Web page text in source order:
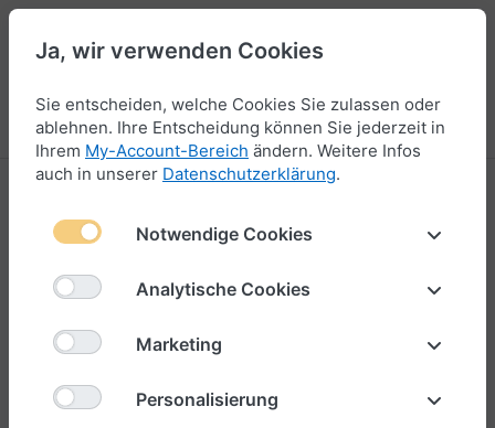
Menü Anmelden Vergleichen Wunschliste Warenkorb
von3
Borkum Segeltau-Armbänder –
Die Borkum Armbänder aus hochwertigem Segeltau
verbinden klare Linien mit einem klassisch-maritimen
Design. Die Basis bildet
reines Weiß
Ja, wir verwenden Cookies
Sie entscheiden, welche Cookies Sie zulassen oder
ablehnen. Ihre Entscheidung können Sie jederzeit in
Ihrem My-Account-Bereich ändern. Weitere Infos
auch in unserer Datenschutzerklärung.
Notwendige Cookies
Analytische Cookies
Marketing
Personalisierung